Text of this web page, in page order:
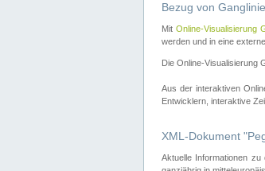
Bezug von
MitOnline-Visualisierung
werden und in eine
Die Online-Visualisierung
Aus der interaktiven
Entwicklern, interaktive
XML-Dokument
Aktuelle Informationen